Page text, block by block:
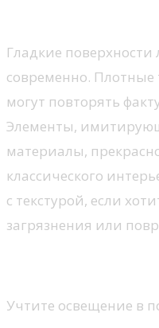
Гладкие поверхности
современно. Плотные
могут повторять
Элементы,
материалы,
классического
с текстурой, если
загрязнения или
Учтите освещение в